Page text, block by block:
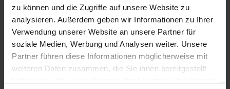
zu können und die Zugriffe auf unsere Website zu
analysieren. Außerdem geben wir Informationen zu Ihrer
Verwendung unserer Website an unsere Partner für
soziale Medien, Werbung und Analysen weiter. Unsere
Partner führen diese Informationen möglicherweise mit
weiteren Daten zusammen, die Sie ihnen bereitgestellt